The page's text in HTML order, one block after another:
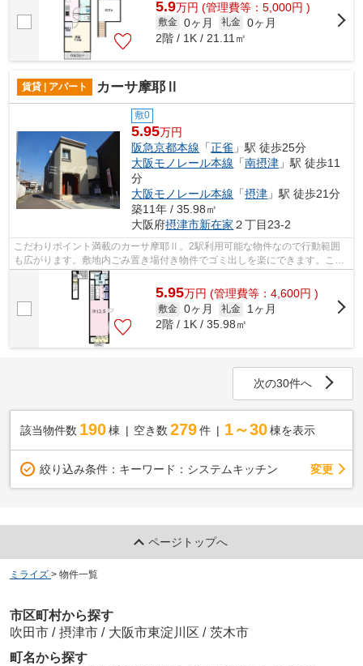
5.9万円 (管理費等：5,000円 )
敷金 0ヶ月 礼金 0ヶ月
2階 / 1K / 21.11㎡
賃貸 | アパート カーサ摩耶Ⅱ
敷0
5.95万円
阪急京都本線 「正雀 」駅 徒歩25分
大阪モノレール本線 「南摂津 」駅 徒歩11
分
大阪モノレール本線 「摂津 」駅 徒歩21分
築11年 / 35.98㎡
大阪府摂津市新在家 ２丁目23-2
こだわりポイント満載のカーサ摩耶Ⅱ。2駅利用可能な物件なので行動範囲
も広がります。敷地内ごみ置き場付き物件でゴミ出しを楽にできます。こち
らの物件はアパートです。ミライズ吹田...
5.95万円 (管理費等：4,600円 )
敷金 0ヶ月 礼金
1ヶ月
2階 / 1K / 35.98㎡
次の30件へ
該当物件数 190棟 空き数 279 件 1～30 棟を表示
絞り込み条件： キーワード：システムキッチン 変更
ページトップへ
ミライズ > 物件一覧
市区町村から探す
吹田市 / 摂津市 / 大阪市東淀川区 / 茨木市
町名から探す